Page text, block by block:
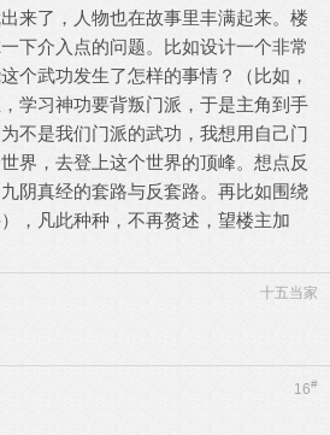
来了，人物也在故事里丰满起来。楼
下介入点的问题。比如设计一个非常
个武功发生了怎样的事情？（比如，
学习神功要背叛门派，于是主角到手
不是我们门派的武功，我想用自己门
界，去登上这个世界的顶峰。想点反
阴真经的套路与反套路。再比如围绕
，凡此种种，不再赘述，望楼主加
十五当家
16#